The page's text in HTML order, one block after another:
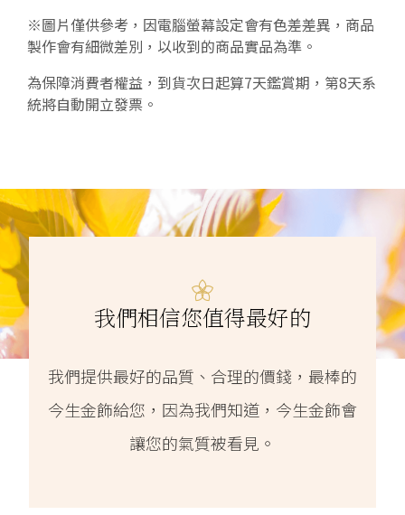
※圖片僅供參考，因電腦螢幕設定會有色差差異，商品
製作會有細微差別，以收到的商品實品為準。
為保障消費者權益，到貨次日起算7天鑑賞期，第8天系
統將自動開立發票。
我們相信您值得最好的
我們提供最好的品質、合理的價錢，最棒的
今生金飾給您，因為我們知道，今生金飾會
讓您的氣質被看見。